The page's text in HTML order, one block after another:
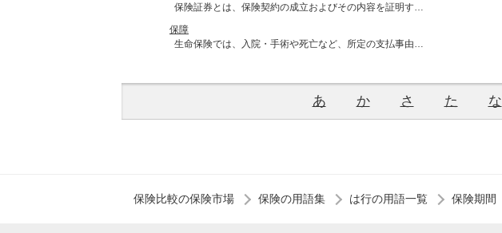
保険証券とは、保険契約の成立およびその内容を証明す…
保障
生命保険では、入院・手術や死亡など、所定の支払事由…
あ か さ た な
保険比較の保険市場 保険の用語集 は行の用語一覧 保険期間